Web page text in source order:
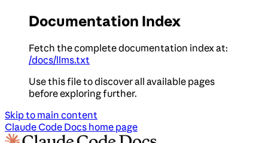
Documentation Index
Fetch the complete documentation index at:
/docs/llms.txt
Use this file to discover all available pages
before exploring further.
Skip to main content
Claude Code Docs home page